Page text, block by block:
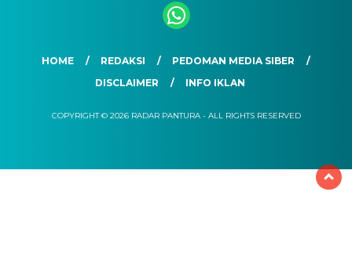
HOME REDAKSI
PEDOMAN MEDIA SIBER
DISCLAIMER
INFO IKLAN
COPYRIGHT © 2026 RADAR PANTURA - ALL RIGHTS RESERVED